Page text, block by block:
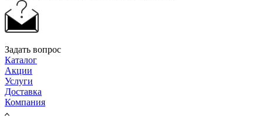
Задать вопрос
Каталог
Акции
Услуги
Доставка
Компания